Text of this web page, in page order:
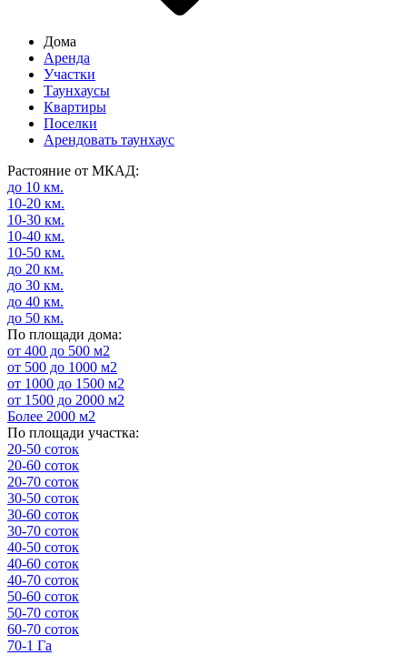
Дома
Аренда
Участки
Таунхаусы
Квартиры
Поселки
Арендовать таунхаус
Растояние от МКАД:
до 10 км.
10-20 км.
10-30 км.
10-40 км.
10-50 км.
до 20 км.
до 30 км.
до 40 км.
до 50 км.
По площади дома:
от 400 до 500 м2
от 500 до 1000 м2
от 1000 до 1500 м2
от 1500 до 2000 м2
Более 2000 м2
По площади участка:
20-50 соток
20-60 соток
20-70 соток
30-50 соток
30-60 соток
30-70 соток
40-50 соток
40-60 соток
40-70 соток
50-60 соток
50-70 соток
60-70 соток
70-1 Га